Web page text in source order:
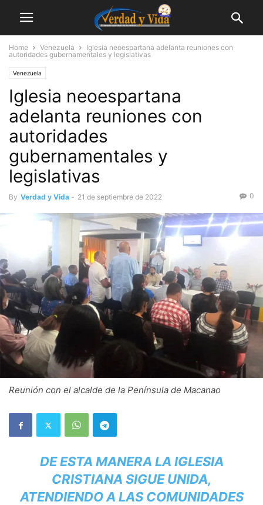
Home Venezuela
Iglesia neoespartana adelanta reuniones con
autoridades gubernamentales y legislativas
Venezuela
Iglesia neoespartana
adelanta reuniones con
autoridades
gubernamentales y
legislativas
By Verdad y Vida - 21 de septiembre de 2022 0
Reunión con el alcalde de la Península de Macanao
DE ESTA MANERA LA IGLESIA
CRISTIANA SIGUE UNIDA,
ATENDIENDO A LAS COMUNIDADES